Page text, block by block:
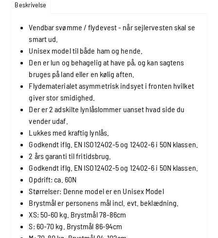
Beskrivelse
Vendbar svømme / flydevest - når sejlervesten skal se
smart ud.
Unisex model til både ham og hende.
Den er lun og behagelig at have på, og kan sagtens
bruges på land eller en kølig aften.
Flydematerialet asymmetrisk indsyet i fronten hvilket
giver stor smidighed.
Der er 2 adskilte lynlåslommer uanset hvad side du
vender udaf.
Lukkes med kraftig lynlås.
Godkendt iflg. EN ISO12402-5 og 12402-6 i 50N klassen.
2 års garanti til fritidsbrug.
Godkendt iflg. EN ISO12402-5 og 12402-6 i 50N klassen.
Opdrift: ca. 60N
Størrelser: Denne model er en Unisex Model
Brystmål er personens mål incl. evt. beklædning.
XS: 50-60 kg. Brystmål 78-86cm
S: 60-70 kg. Brystmål 86-94cm